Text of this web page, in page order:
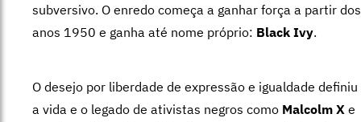
subversivo. O enredo começa a ganhar força a partir dos
anos 1950 e ganha até nome próprio: Black Ivy.
O desejo por liberdade de expressão e igualdade definiu
a vida e o legado de ativistas negros como Malcolm X e